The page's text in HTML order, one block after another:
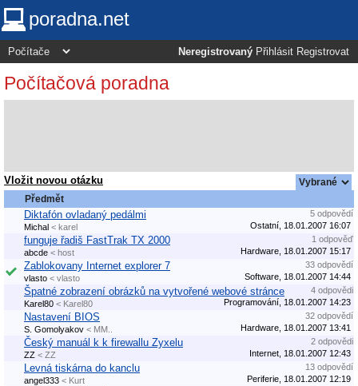
poradna.net
Neregistrovaný Přihlásit Registrovat
Počítačová poradna
Vložit novou otázku
Předmět
Diktafón ovladaný pedálmi
5 odpovědí
Michal < karel Ostatní, 18.01.2007 16:07
funguje řadiš FastTrak TX 2000
1 odpověď
abcde < host Hardware, 18.01.2007 15:17
Zablokovany Internet explorer 7
33 odpovědí
vlasto < vlasto Software, 18.01.2007 14:44
Špatné zobrazení obrázků na vytvořené webové stránce
4 odpovědi
Karel80 < Karel80 Programování, 18.01.2007 14:23
Nastavení BIOS
32 odpovědí
S. Gomolyakov < MM.. Hardware, 18.01.2007 13:41
Český manuál k k firewallu Zyxelu
2 odpovědi
ZZ < ZZ Internet, 18.01.2007 12:43
Levná tiskárna do kanclu
13 odpovědí
angel333 < Kurt Periferie, 18.01.2007 12:19